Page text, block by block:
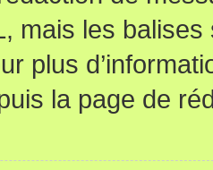
mais les
plus
la page de